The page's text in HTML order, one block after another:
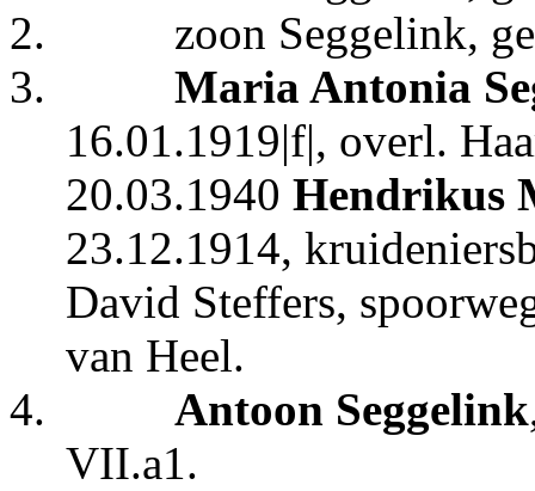
2.
zoon Seggelink,
3.
Maria Antonia
16.01.1919|f|, overl.
20.03.1940Hendrikus
23.12.1914,
David Steffers,
van Heel.
4.
Antoon Seggelink
VII.a1.